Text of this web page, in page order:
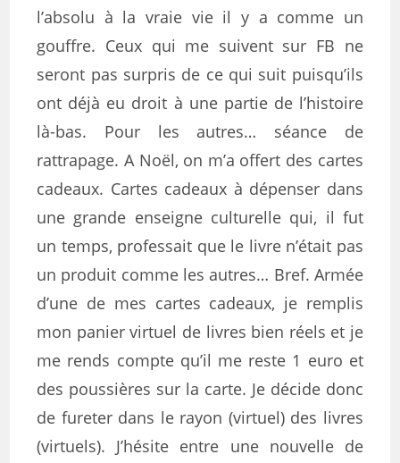
l’absolu à la vraie vie il y a comme un
gouffre. Ceux qui me suivent sur FB ne
seront pas surpris de ce qui suit puisqu’ils
ont déjà eu droit à une partie de l’histoire
là-bas. Pour les autres… séance de
rattrapage. A Noël, on m’a offert des cartes
cadeaux. Cartes cadeaux à dépenser dans
une grande enseigne culturelle qui, il fut
un temps, professait que le livre n’était pas
un produit comme les autres… Bref. Armée
d’une de mes cartes cadeaux, je remplis
mon panier virtuel de livres bien réels et je
me rends compte qu’il me reste 1 euro et
des poussières sur la carte. Je décide donc
de fureter dans le rayon (virtuel) des livres
(virtuels). J’hésite entre une nouvelle de